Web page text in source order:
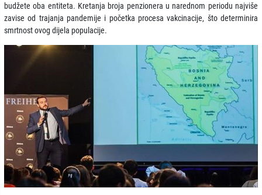
budžete oba entiteta. Kretanja broja penzionera u narednom periodu najviše
zavise od trajanja pandemije i početka procesa vakcinacije, što determinira
smrtnost ovog dijela populacije.